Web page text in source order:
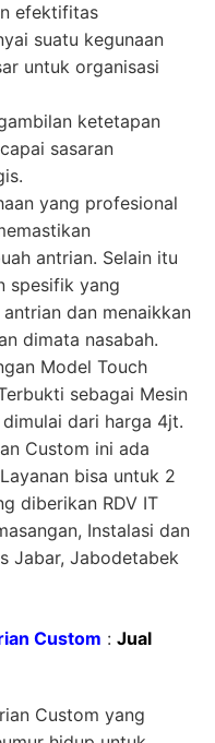
efektifitas
suatu kegunaan
untuk organisasi
ketetapan
sasaran
yang profesional
antrian. Selain itu
spesifik yang
dan menaikkan
dimata nasabah.
Model Touch
sebagai Mesin
dari harga 4jt.
Custom ini ada
bisa untuk 2
diberikan RDV IT
Instalasi dan
Jabar, Jabodetabek
Custom : Jual
Custom yang